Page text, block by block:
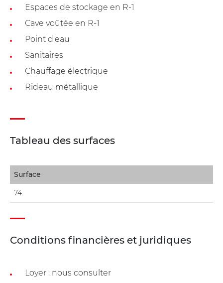
Espaces de stockage en R-1
Cave voûtée en R-1
Point d'eau
Sanitaires
Chauffage électrique
Rideau métallique
Tableau des surfaces
Surface
74
Conditions financières et juridiques
Loyer : nous consulter